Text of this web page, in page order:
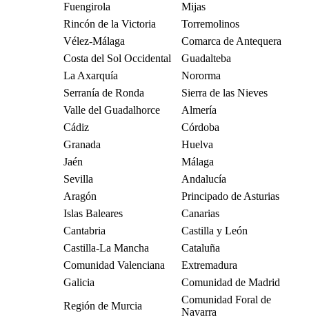
Fuengirola
Mijas
Rincón de la Victoria
Torremolinos
Vélez-Málaga
Comarca de Antequera
Costa del Sol Occidental
Guadalteba
La Axarquía
Nororma
Serranía de Ronda
Sierra de las Nieves
Valle del Guadalhorce
Almería
Cádiz
Córdoba
Granada
Huelva
Jaén
Málaga
Sevilla
Andalucía
Aragón
Principado de Asturias
Islas Baleares
Canarias
Cantabria
Castilla y León
Castilla-La Mancha
Cataluña
Comunidad Valenciana
Extremadura
Galicia
Comunidad de Madrid
Región de Murcia
Comunidad Foral de
Navarra